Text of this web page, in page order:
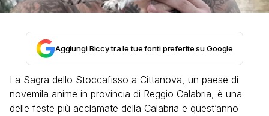
Aggiungi Biccy tra le tue fonti preferite su Google
La Sagra dello Stoccafisso a Cittanova, un paese di
novemila anime in provincia di Reggio Calabria, è una
delle feste più acclamate della Calabria e quest’anno